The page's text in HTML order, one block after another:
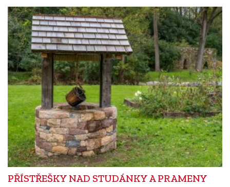
PŘÍSTŘEŠKY NAD STUDÁNKY A PRAMENY